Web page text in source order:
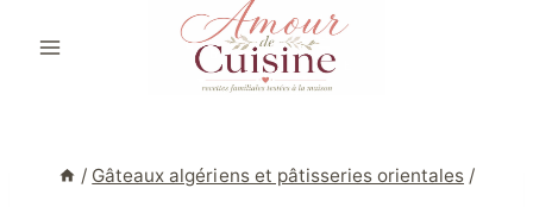
/ Gâteaux algériens et pâtisseries orientales /